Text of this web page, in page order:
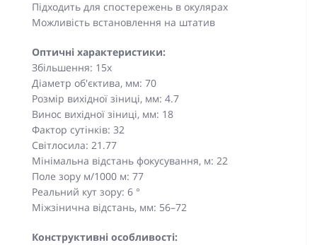
Підходить для спостережень в окулярах
Можливість встановлення на штатив
Оптичні характеристики:
Збільшення: 15x
Діаметр об'єктива, мм: 70
Розмір вихідної зіниці, мм: 4.7
Винос вихідної зіниці, мм: 18
Фактор сутінків: 32
Світлосила: 21.77
Мінімальна відстань фокусування, м: 22
Поле зору м/1000 м: 77
Реальний кут зору: 6 °
Міжзінична відстань, мм: 56–72
Конструктивні особливості: